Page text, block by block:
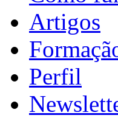
Artigos
Perfil